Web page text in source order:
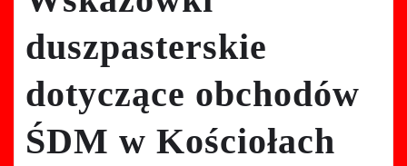
duszpasterskie
dotyczące obchodów
ŚDM w Kościołach